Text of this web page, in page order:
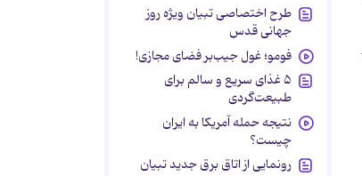
طرح اختصاصی تبیان ویژه روز
جهانی قدس
فومو؛ غول جیب‌بر فضای مجازی!
۵ غذای سریع و سالم برای
طبیعت‌گردی
نتیجه حمله آمریکا به ایران
چیست؟
رونمایی از اتاق برق جدید تبیان